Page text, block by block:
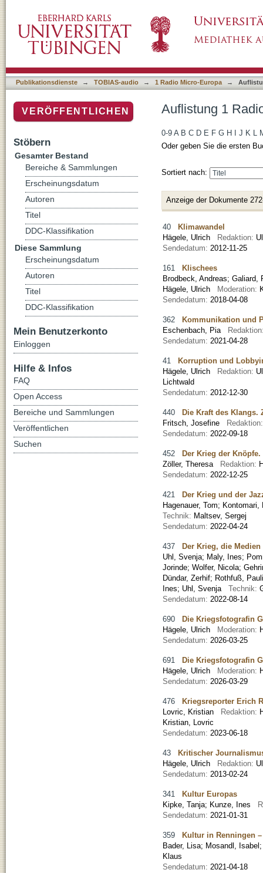
Publikationsdienste → TOBIAS-audio → 1 Radio Micro-Europa →
Auflistung 1
0-9 A B C D E F G H J K L
Oder geben Sie die ersten
Sortiert nach:
Anzeige der Dokumente
40 Klimawandel
Hägele, Ulrich
Redaktion:
Sendedatum: 2012-11-25
161 Klischees
Brodbeck, Andreas; Galiard,
Hägele, Ulrich Moderation:
Sendedatum: 2018-04-08
362 Kommunikation und
Eschenbach, Pia
Sendedatum: 2021-04-28
41 Korruption und
Hägele, Ulrich
Redaktion:
Lichtwald
Sendedatum: 2012-12-30
440 Die Kraft des Klangs.
Fritsch, Josefine
Sendedatum: 2022-09-18
452 Der Krieg der
Zöller, Theresa
Redaktion:
Sendedatum: 2022-12-25
421 Der Krieg und der
Hagenauer, Tom; Kontomari,
Technik: Maltsev, Sergej
Sendedatum: 2022-04-24
437 Der Krieg, die
Uhl, Svenja; Maly, Ines;
Jorinde; Wolfer, Nicola;
Dündar, Zerhif; Rothfuß,
Ines; Uhl, Svenja Technik:
Sendedatum: 2022-08-14
690 Die Kriegsfotografin
Hägele, Ulrich
Moderation:
Sendedatum: 2026-03-25
691 Die Kriegsfotografin
Hägele, Ulrich
Moderation:
Sendedatum: 2026-03-29
476 Kriegsreporter Erich
Lovric, Kristian
Redaktion:
Kristian, Lovric
Sendedatum: 2023-06-18
43 Kritischer
Hägele, Ulrich
Redaktion:
Sendedatum: 2013-02-24
341 Kultur Europas
Kipke, Tanja; Kunze, Ines
Sendedatum: 2021-01-31
359 Kultur in Renningen
Bader, Lisa; Mosandl, Isabel
Klaus
Sendedatum: 2021-04-18
VERÖFFENTLICHEN
Stöbern
Gesamter Bestand
Bereiche & Sammlungen
Erscheinungsdatum
Autoren
Titel
DDC-Klassifikation
Diese Sammlung
Erscheinungsdatum
Autoren
Titel
DDC-Klassifikation
Mein Benutzerkonto
Einloggen
Hilfe & Infos
FAQ
Open Access
Bereiche und Sammlungen
Veröffentlichen
Suchen